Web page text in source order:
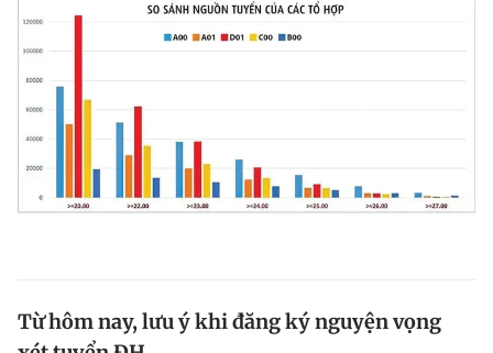
Theo dõi báo trên
Hotline
0906 645 777
Đặt báo Quảng cáo Tòa soạn Chính sách bảo
Tổng thư ký tòa soạn: Đức Trung
Từ hôm nay, lưu ý khi đăng ký nguyện vọng